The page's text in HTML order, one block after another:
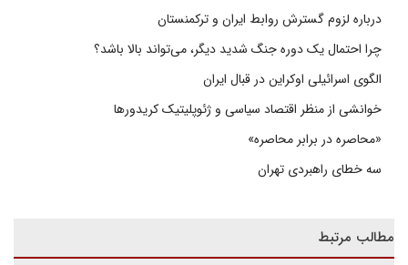
درباره لزوم گسترش روابط ایران و ترکمنستان
چرا احتمال یک دوره جنگ شدید دیگر، می‌تواند بالا باشد؟
الگوی اسرائیلی اوکراین در قبال ایران
خوانشی از منظر اقتصاد سیاسی و ژئوپلیتیک کریدورها
«محاصره در برابر محاصره»
سه خطای راهبردی تهران
مطالب مرتبط